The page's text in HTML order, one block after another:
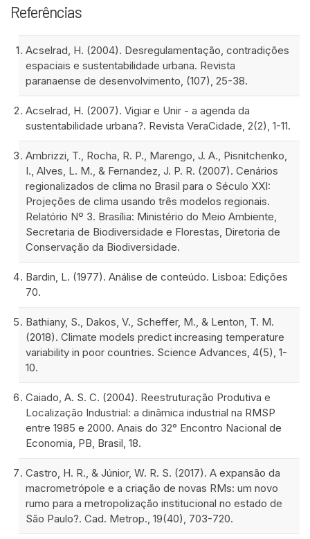
Referências
Acselrad, H. (2004). Desregulamentação, contradições
espaciais e sustentabilidade urbana. Revista
paranaense de desenvolvimento, (107), 25-38.
Acselrad, H. (2007). Vigiar e Unir - a agenda da
sustentabilidade urbana?. Revista VeraCidade, 2(2), 1-11.
Ambrizzi, T., Rocha, R. P., Marengo, J. A., Pisnitchenko,
I., Alves, L. M., & Fernandez, J. P. R. (2007). Cenários
regionalizados de clima no Brasil para o Século XXI:
Projeções de clima usando três modelos regionais.
Relatório Nº 3. Brasília: Ministério do Meio Ambiente,
Secretaria de Biodiversidade e Florestas, Diretoria de
Conservação da Biodiversidade.
Bardin, L. (1977). Análise de conteúdo. Lisboa: Edições
70.
Bathiany, S., Dakos, V., Scheffer, M., & Lenton, T. M.
(2018). Climate models predict increasing temperature
variability in poor countries. Science Advances, 4(5), 1-
10.
Caiado, A. S. C. (2004). Reestruturação Produtiva e
Localização Industrial: a dinâmica industrial na RMSP
entre 1985 e 2000. Anais do 32° Encontro Nacional de
Economia, PB, Brasil, 18.
Castro, H. R., & Júnior, W. R. S. (2017). A expansão da
macrometrópole e a criação de novas RMs: um novo
rumo para a metropolização institucional no estado de
São Paulo?. Cad. Metrop., 19(40), 703-720.